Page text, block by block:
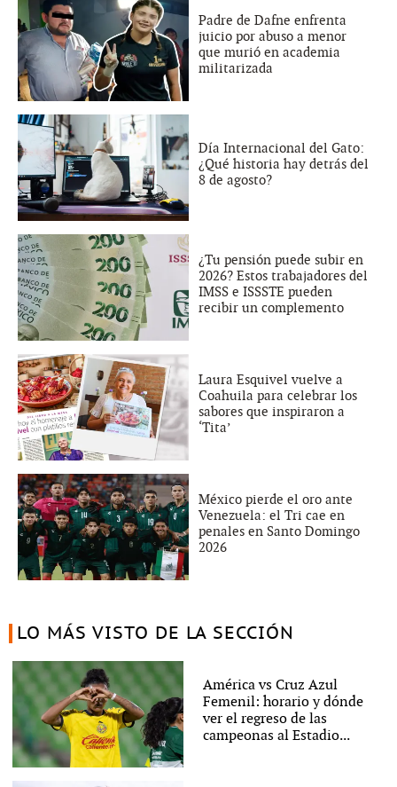
Padre de Dafne enfrenta
juicio por abuso a menor
que murió en academia
militarizada
Día Internacional del Gato:
¿Qué historia hay detrás del
8 de agosto?
¿Tu pensión puede subir en
2026? Estos trabajadores del
IMSS e ISSSTE pueden
recibir un complemento
Laura Esquivel vuelve a
Coahuila para celebrar los
sabores que inspiraron a
‘Tita’
México pierde el oro ante
Venezuela: el Tri cae en
penales en Santo Domingo
2026
LO MÁS VISTO DE LA SECCIÓN
América vs Cruz Azul
Femenil: horario y dónde
ver el regreso de las
campeonas al Estadio...